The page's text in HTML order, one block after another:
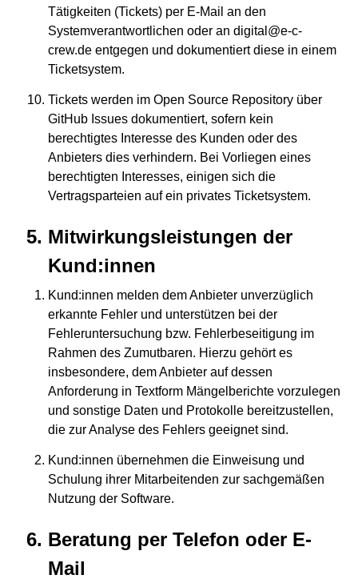
Tätigkeiten (Tickets) per E-Mail an den
Systemverantwortlichen oder an digital@e-c-
crew.de entgegen und dokumentiert diese in einem
Ticketsystem.
Tickets werden im Open Source Repository über
GitHub Issues dokumentiert, sofern kein
berechtigtes Interesse des Kunden oder des
Anbieters dies verhindern. Bei Vorliegen eines
berechtigten Interesses, einigen sich die
Vertragsparteien auf ein privates Ticketsystem.
Mitwirkungsleistungen der
Kund:innen
Kund:innen melden dem Anbieter unverzüglich
erkannte Fehler und unterstützen bei der
Fehleruntersuchung bzw. Fehlerbeseitigung im
Rahmen des Zumutbaren. Hierzu gehört es
insbesondere, dem Anbieter auf dessen
Anforderung in Textform Mängelberichte vorzulegen
und sonstige Daten und Protokolle bereitzustellen,
die zur Analyse des Fehlers geeignet sind.
Kund:innen übernehmen die Einweisung und
Schulung ihrer Mitarbeitenden zur sachgemäßen
Nutzung der Software.
Beratung per Telefon oder E-
Mail